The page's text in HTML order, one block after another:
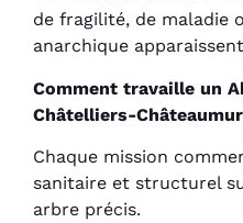
de fragilité, de maladie
anarchique
Comment travaille un
Châtelliers-
Chaque mission
sanitaire et structurel
arbre précis.